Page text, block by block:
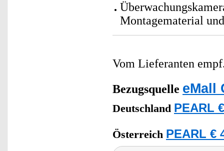
Montagematerial
Vom Lieferanten
Bezugsquelle eMall
Deutschland PEARL
Österreich PEARL €